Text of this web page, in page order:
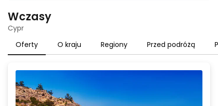
Wczasy
Cypr
Oferty
O kraju Regiony Przed podróżą